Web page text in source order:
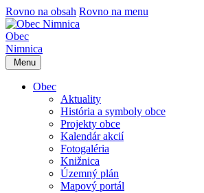
Rovno na obsah Rovno na menu
Obec
Nimnica
Menu
Obec
Aktuality
História a symboly obce
Projekty obce
Kalendár akcií
Fotogaléria
Knižnica
Územný plán
Mapový portál